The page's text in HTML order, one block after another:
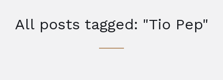
All posts tagged: "Tio Pep"